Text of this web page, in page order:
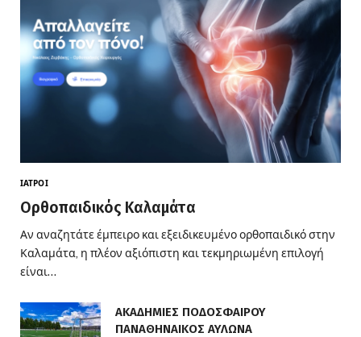
ΙΑΤΡΟΊ
Ορθοπαιδικός Καλαμάτα
Αν αναζητάτε έμπειρο και εξειδικευμένο ορθοπαιδικό στην
Καλαμάτα, η πλέον αξιόπιστη και τεκμηριωμένη επιλογή
είναι…
ΑΚΑΔΗΜΙΕΣ ΠΟΔΟΣΦΑΙΡΟΥ
ΠΑΝΑΘΗΝΑΙΚΟΣ ΑΥΛΩΝΑ